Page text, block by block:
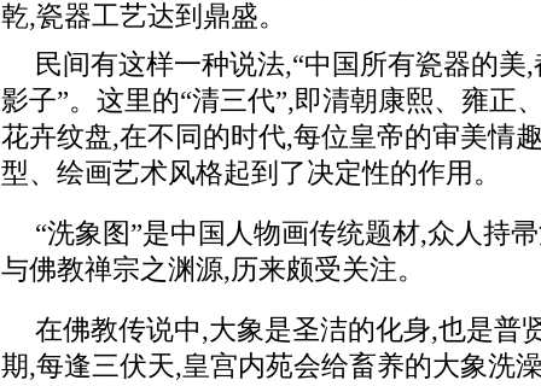
乾,瓷器工艺达到鼎盛。
民间有这样一种说法,“中国所有瓷器的美
影子”。这里的“清三代”,即清朝康熙、雍正
花卉纹盘,在不同的时代,每位皇帝的审美情
型、绘画艺术风格起到了决定性的作用。
“洗象图”是中国人物画传统题材,众人持
与佛教禅宗之渊源,历来颇受关注。
在佛教传说中,大象是圣洁的化身,也是普
期,每逢三伏天,皇宫内苑会给畜养的大象洗